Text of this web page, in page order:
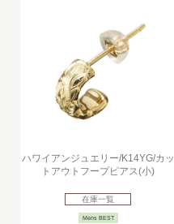
ハワイアンジュエリー/K14YG/カッ
トアウトフープピアス(小)
在庫一覧
Mens BEST